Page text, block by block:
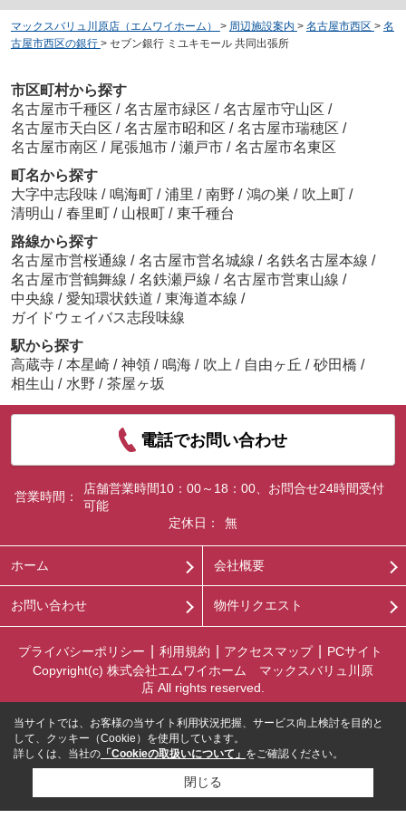
マックスバリュ川原店（エムワイホーム） > 周辺施設案内 > 名古屋市西区 > 名
古屋市西区の銀行 > セブン銀行 ミユキモール 共同出張所
市区町村から探す
名古屋市千種区 / 名古屋市緑区 / 名古屋市守山区 /
名古屋市天白区 / 名古屋市昭和区 / 名古屋市瑞穂区 /
名古屋市南区 / 尾張旭市 / 瀬戸市 / 名古屋市名東区
町名から探す
大字中志段味 / 鳴海町 / 浦里 / 南野 / 鴻の巣 / 吹上町 /
清明山 / 春里町 / 山根町 / 東千種台
路線から探す
名古屋市営桜通線 / 名古屋市営名城線 / 名鉄名古屋本線 /
名古屋市営鶴舞線 / 名鉄瀬戸線 / 名古屋市営東山線 /
中央線 / 愛知環状鉄道 / 東海道本線 /
ガイドウェイバス志段味線
駅から探す
高蔵寺 / 本星崎 / 神領 / 鳴海 / 吹上 / 自由ヶ丘 / 砂田橋 /
相生山 / 水野 / 茶屋ヶ坂
電話でお問い合わせ
営業時間：
店舗営業時間10：00～18：00、お問合せ24時間受付
可能
定休日：
無
ホーム 会社概要
お問い合わせ 物件リクエスト
プライバシーポリシー 利用規約 アクセスマップ
PCサイト
Copyright(c) 株式会社エムワイホーム マックスバリュ川原
店 All rights reserved.
当サイトでは、お客様の当サイト利用状況把握、サービス向上検討を目的と
して、クッキー（Cookie）を使用しています。
詳しくは、当社の 「Cookieの取扱いについて」 をご確認ください。
閉じる